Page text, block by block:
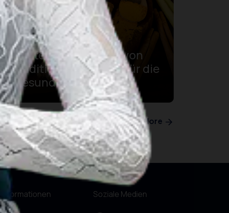
3 Arten und Vorteile von
traditionellem Jamu für die
Gesundheit
See More
Informationen Soziale Medien